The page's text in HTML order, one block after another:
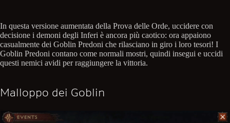
In questa versione aumentata della Prova delle Orde, uccidere con
decisione i demoni degli Inferi è ancora più caotico: ora appaiono
casualmente dei Goblin Predoni che rilasciano in giro i loro tesori! I
Goblin Predoni contano come normali mostri, quindi insegui e uccidi
questi nemici avidi per raggiungere la vittoria.
Malloppo dei Goblin